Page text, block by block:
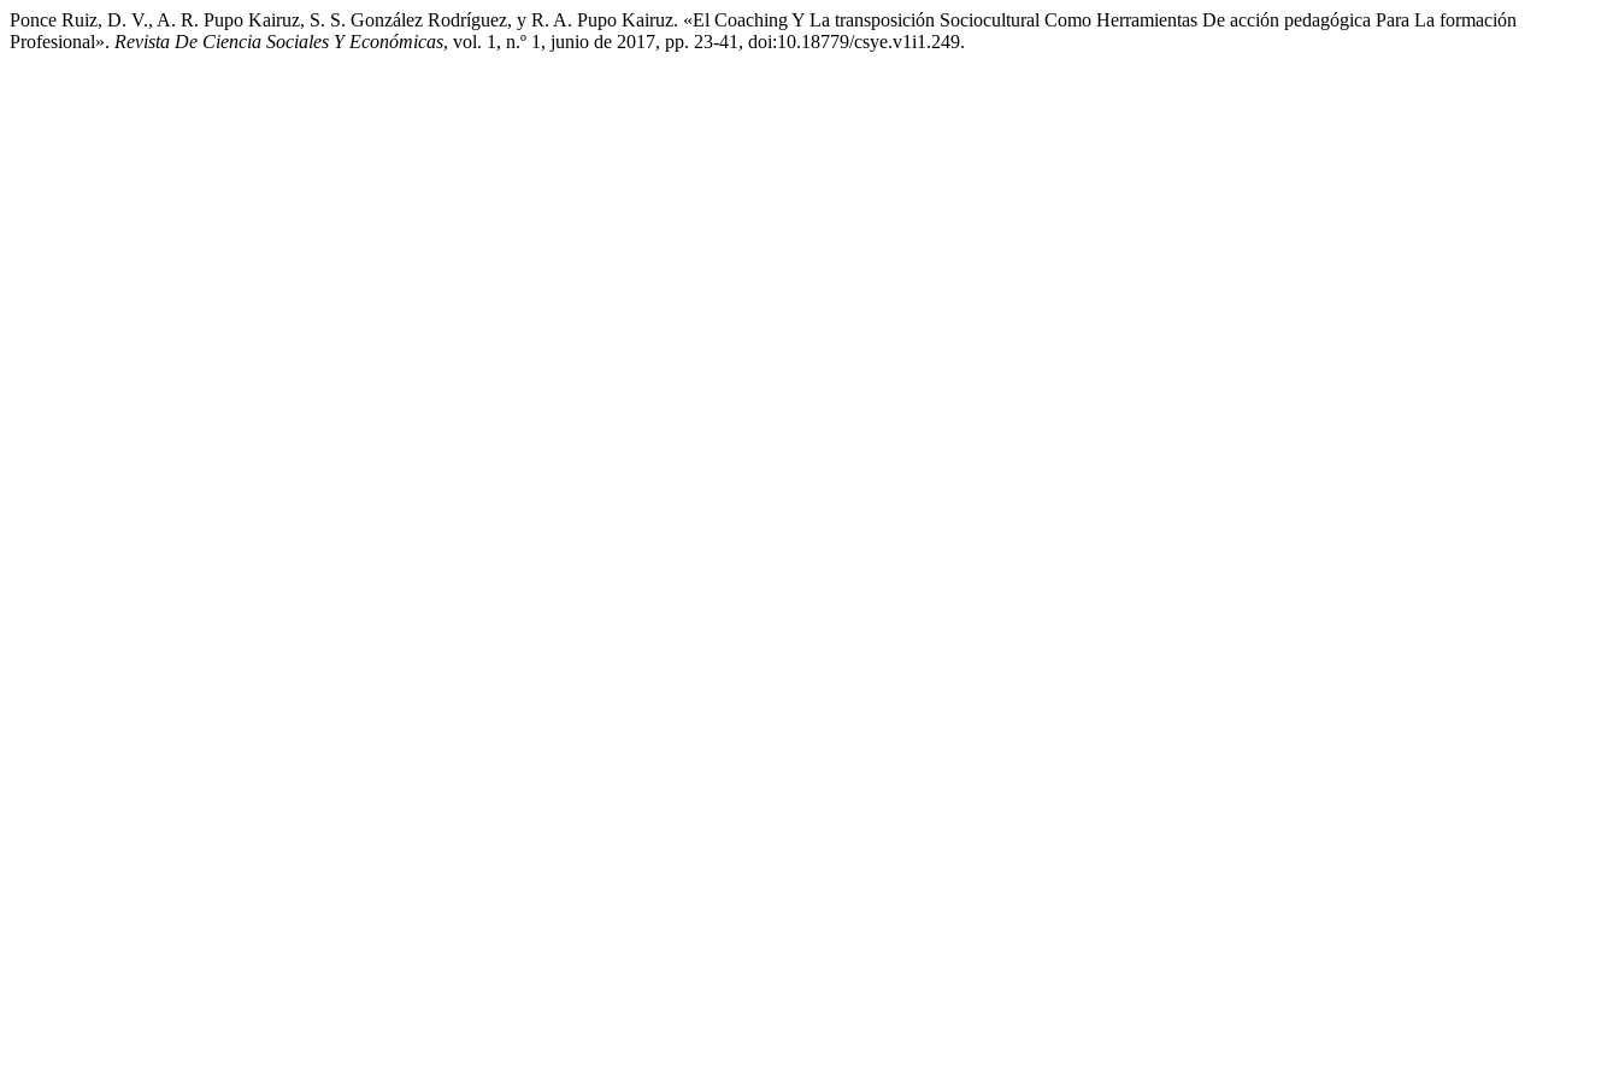
Ponce Ruiz, D. V., A. R. Pupo Kairuz, S. S. González Rodríguez, y R. A. Pupo Kairuz. «El Coaching Y La transposición Sociocultural Como Herramientas De acción pedagógica Para La formación
Profesional». Revista De Ciencia Sociales Y Económicas, vol. 1, n.º 1, junio de 2017, pp. 23-41, doi:10.18779/csye.v1i1.249.